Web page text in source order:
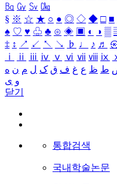
㏃ ㏉ ㏜ ㏆
§ ※ ☆ ★ ○ ● ◎ ◇ ◆ □ ■
♠ ♡ ♥ ♧ ♣ ⊙ ◈ ▣ ◐ ◑ ▒
‡ ↕ ↗ ↙ ↖ ↘ ♭ ♩ ♪ ♬
ⅰ
ⅱ ⅲ ⅳ ⅴ ⅵ ⅶ ⅷ ⅸ
ط ظ ع غ ف ق ک ل م ن ه
و ی
닫기
통합검색
국내학술논문